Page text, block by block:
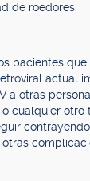
de roedores.
pacientes
actual
a otras
o cualquier otro